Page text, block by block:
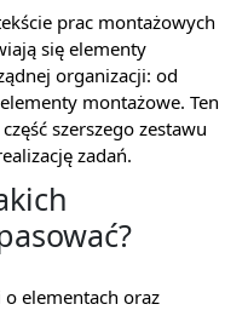
prac montażowych
się elementy
organizacji: od
montażowe. Ten
szerszego zestawu
zadań.
elementach oraz